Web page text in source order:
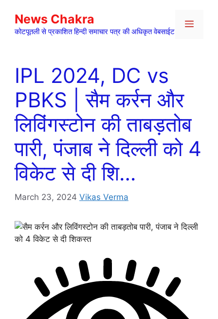
content
News Chakra
कोटपूतली से प्रकाशित हिन्दी समाचार पत्र की अधिकृत वेबसाईट
Menu
IPL 2024, DC vs
PBKS | सैम कर्रन और
लिविंगस्टोन की ताबड़तोब
पारी, पंजाब ने दिल्ली को 4
विकेट से दी शि…
March 23, 2024 Vikas Verma